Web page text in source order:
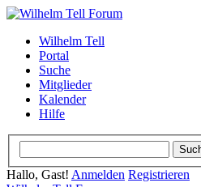
Wilhelm Tell
Portal
Suche
Mitglieder
Kalender
Hilfe
Hallo, Gast! Anmelden Registrieren